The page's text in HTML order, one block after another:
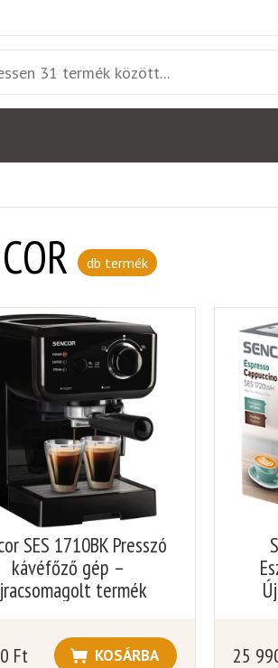
db termék
SES 1710BK Presszó
kávéfőző gép –
termék
Ft KOSÁRBA 25